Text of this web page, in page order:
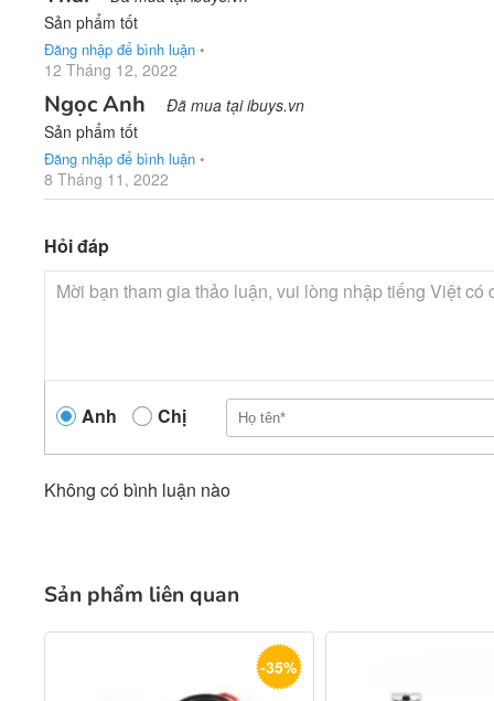
Sản phẩm tốt
Đăng nhập để bình luận •
12 Tháng 12, 2022
Ngọc Anh Đã mua tại ibuys.vn
Sản phẩm tốt
Đăng nhập để bình luận •
8 Tháng 11, 2022
Hỏi đáp
Anh Chị
Không có bình luận nào
Sản phẩm liên quan
-35%